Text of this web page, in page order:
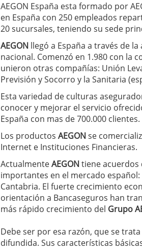
AEGON España esta formado por
en España con 250 empleados
20 sucursales, teniendo su sede
AEGON llegó a España a través de
nacional. Comenzó en 1.980 con la
unieron otras compañías: Unión
Previsión y Socorro y la Sanitaria
Esta variedad de culturas
conocer y mejorar el servicio
España con mas de 700.000 clientes.
Los productos AEGONse
Internet e Instituciones Financieras.
ActualmenteAEGONtiene acuerdos
importantes en el mercado español:
Cantabria. El fuerte crecimiento
orientación a Bancaseguros han
más rápido crecimiento del Grupo
Debe ser por esa razón, que se
difundida. Sus características